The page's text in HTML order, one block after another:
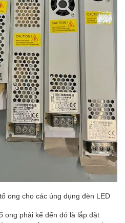
ong cho các úng dụng đèn LED
ong phải kể đến đó là lắp đặt